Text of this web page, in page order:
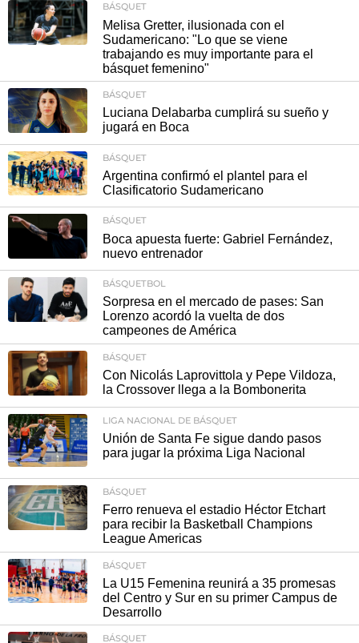
BÁSQUET
Melisa Gretter, ilusionada con el
Sudamericano: "Lo que se viene
trabajando es muy importante para el
básquet femenino"
BÁSQUET
Luciana Delabarba cumplirá su sueño y
jugará en Boca
BÁSQUET
Argentina confirmó el plantel para el
Clasificatorio Sudamericano
BÁSQUET
Boca apuesta fuerte: Gabriel Fernández,
nuevo entrenador
BÁSQUETBOL
Sorpresa en el mercado de pases: San
Lorenzo acordó la vuelta de dos
campeones de América
BÁSQUET
Con Nicolás Laprovittola y Pepe Vildoza,
la Crossover llega a la Bombonerita
LIGA NACIONAL DE BÁSQUET
Unión de Santa Fe sigue dando pasos
para jugar la próxima Liga Nacional
BÁSQUET
Ferro renueva el estadio Héctor Etchart
para recibir la Basketball Champions
League Americas
BÁSQUET
La U15 Femenina reunirá a 35 promesas
del Centro y Sur en su primer Campus de
Desarrollo
BÁSQUET